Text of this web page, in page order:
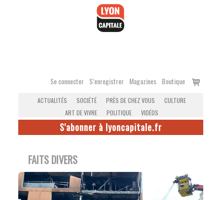
Se connecter S’enregistrer Magazines Boutique
Voir
ACTUALITÉS SOCIÉTÉ PRÈS DE CHEZ VOUS
CULTURE
ART DE VIVRE
POLITIQUE VIDÉOS
S'abonner à lyoncapitale.fr
FAITS DIVERS